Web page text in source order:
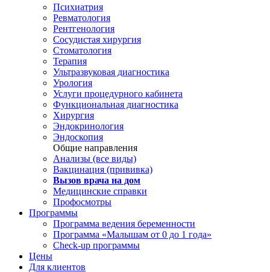
Психиатрия
Ревматология
Рентгенология
Сосудистая хирургия
Стоматология
Терапия
Ультразвуковая диагностика
Урология
Услуги процедурного кабинета
Функциональная диагностика
Хирургия
Эндокринология
Эндоскопия
Общие направления
Анализы (все виды)
Вакцинация (прививка)
Вызов врача на дом
Медицинские справки
Профосмотры
Программы
Программа ведения беременности
Программа «Малышам от 0 до 1 года»
Check-up программы
Цены
Для клиентов